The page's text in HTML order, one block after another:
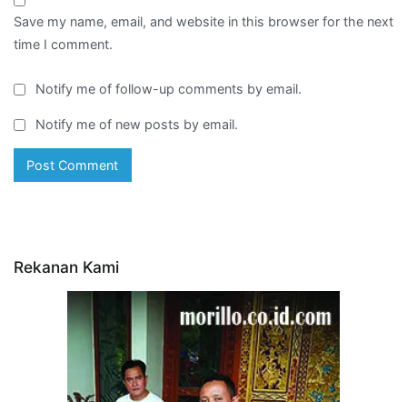
Save my name, email, and website in this browser for the next
time I comment.
Notify me of follow-up comments by email.
Notify me of new posts by email.
Rekanan Kami